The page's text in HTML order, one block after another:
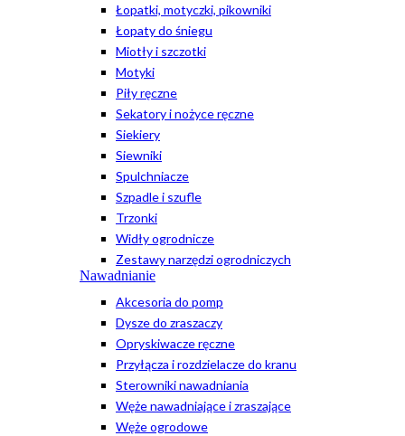
Łopatki, motyczki, pikowniki
Łopaty do śniegu
Miotły i szczotki
Motyki
Piły ręczne
Sekatory i nożyce ręczne
Siekiery
Siewniki
Spulchniacze
Szpadle i szufle
Trzonki
Widły ogrodnicze
Zestawy narzędzi ogrodniczych
Nawadnianie
Akcesoria do pomp
Dysze do zraszaczy
Opryskiwacze ręczne
Przyłącza i rozdzielacze do kranu
Sterowniki nawadniania
Węże nawadniające i zraszające
Węże ogrodowe